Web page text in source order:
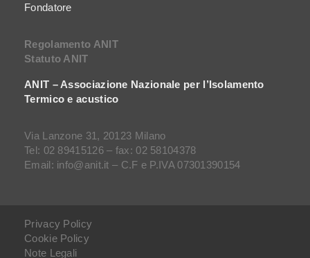
Fondatore
Regolamento ANIT
Statuto ANIT
ANIT – Associazione Nazionale per l’Isolamento
Termico e acustico
Via Lanzone 31, 20123 Milano
Tel: 02 89415126 – fax: 02 58104378
Email: info@anit.it – C.F e P.IVA 07301390154
Privacy Policy
Cookie Policy
Note Legali